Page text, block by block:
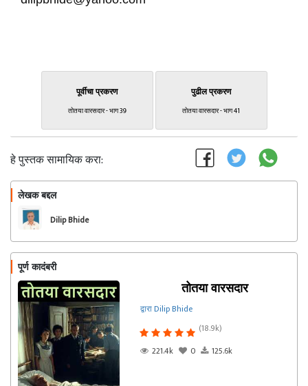
पूर्वीचा प्रकरण
तोतया वारसदार - भाग 39
पुढील प्रकरण
तोतया वारसदार - भाग 41
हे पुस्तक सामायिक करा:
लेखक बद्दल
Dilip Bhide
पूर्ण कादंबरी
तोतया वारसदार
द्वारा Dilip Bhide
(18.9k)
221.4k
0 125.6k